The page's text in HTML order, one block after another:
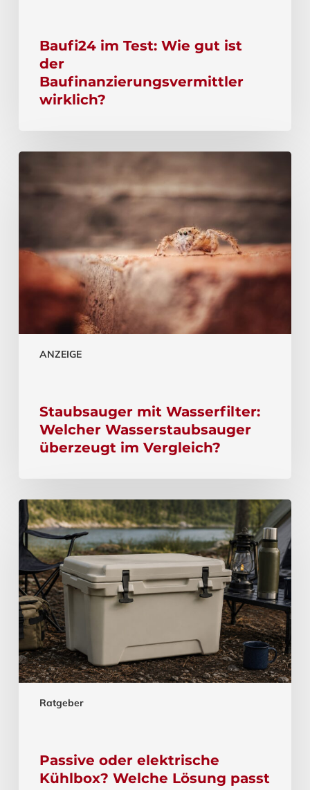
Baufi24 im Test: Wie gut ist
der
Baufinanzierungsvermittler
wirklich?
ANZEIGE
Staubsauger mit Wasserfilter:
Welcher Wasserstaubsauger
überzeugt im Vergleich?
Ratgeber
Passive oder elektrische
Kühlbox? Welche Lösung passt